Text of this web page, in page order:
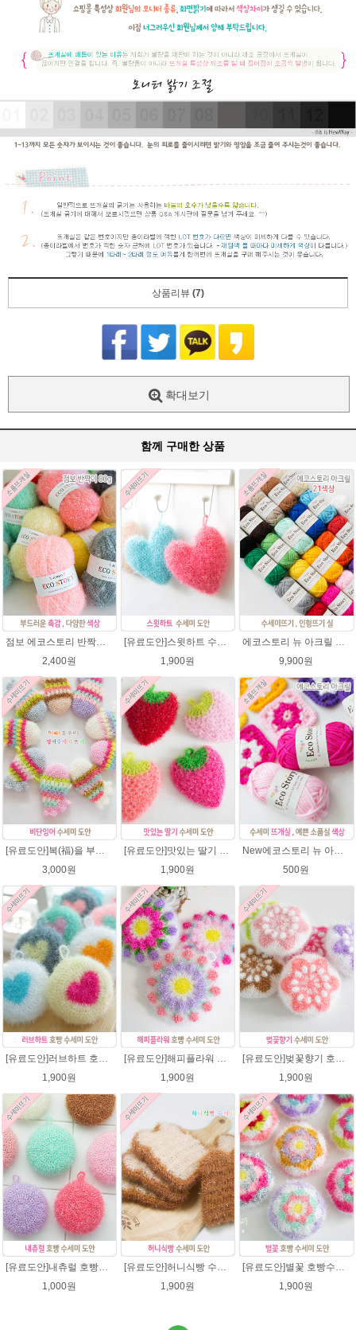
상품리뷰 (7)
확대보기
함께 구매한 상품
점보 에코스토리 반짝이 80g 대용량 수세미뜨기 뜨개실 친환경소품 뜨개질실//웰빙수세미실/반짝이수세미실/반짝이뜨개실/ 수세미실/대용량수세미/빤짝이실
2,400원
[유료도안]스윗하트 수세미뜨기 도안(수세미실은 옵션에서 추가구매 가능)예쁜수세미뜨기/빤짝이 수세미실/웰빙수세미실/고급수세미실/하트뜨기 반짝이수세미 하트수세미
1,900원
에코스토리 뉴 아크릴 21색상(전색상) 1세트 / 수세미실 인형제작 뜨개실 친환경소품 뜨개질실 아크릴수세미실
9,900원
3,000원
1,900원
500원
[유료도안]러브하트 호빵수세미뜨기 도안(수세미실은 옵션에서 추가구매 가능)/별호빵수세미처럼 예쁜수세미뜨기/빤짝이 수세미실/웰빙수세미실/고급수세미실/하트뜨기 반짝이수세미 하트수세미
1,900원
[유료도안]해피플라워 호빵수세미뜨기 도안(수세미실은 옵션에서 추가구매 가능)/수세미뜨기/수세미실/반짝이수세미/반짝이실/별수세미 호빵수세미 웰빙수세미 퐁퐁수세미 코바늘수세미
1,900원
[유료도안]벚꽃향기 호빵수세미뜨기 도안(수세미실은 옵션에서 추가구매 가능)/수세미뜨기/수세미실/반짝이수세미/반짝이실/별수세미 호빵수세미 웰빙수세미 퐁퐁수세미 코바늘수세미
1,900원
[유료도안]내츄럴 호빵수세미 코바늘뜨기 수세미뜨기 뜨개질 도안 반짝이실
1,000원
[유료도안]허니식빵 수세미뜨기 코바늘뜨기도안 /수세미뜨기/수세미실/반짝이수세미/반짝이실/수세미실 웰빙수세미 퐁퐁수세미 식빵 코바늘수세미
1,900원
[유료도안]별꽃 호빵수세미뜨기 도안(수세미실은 옵션에서 추가구매 가능)/수세미뜨기/수세미실/반짝이수세미/반짝이실/별수세미 호빵수세미 웰빙수세미 퐁퐁수세미 코바늘수세미
1,900원